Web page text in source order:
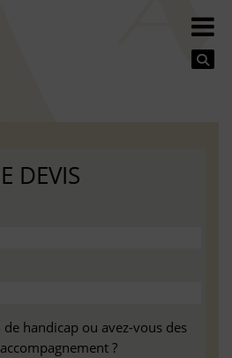
DEVIS
handicap ou avez-vous des
?